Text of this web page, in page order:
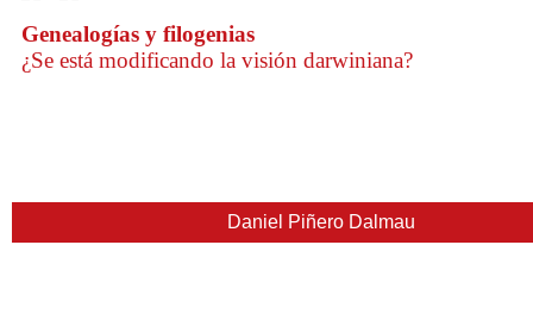
Genealogías y filogenias
¿Se está modificando la visión darwiniana?
Daniel Piñero Dalmau